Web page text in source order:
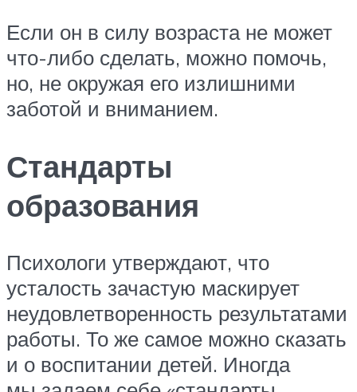
Если он в силу возраста не может
что-либо сделать, можно помочь,
но, не окружая его излишними
заботой и вниманием.
Стандарты
образования
Психологи утверждают, что
усталость зачастую маскирует
неудовлетворенность результатами
работы. То же самое можно сказать
и о воспитании детей. Иногда